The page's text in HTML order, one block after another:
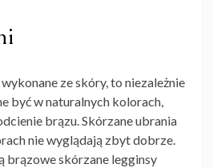
ze skóry, to niezależnie
być w naturalnych kolorach,
brązu. Skórzane ubrania
nie wyglądają zbyt dobrze.
brązowe skórzane legginsy